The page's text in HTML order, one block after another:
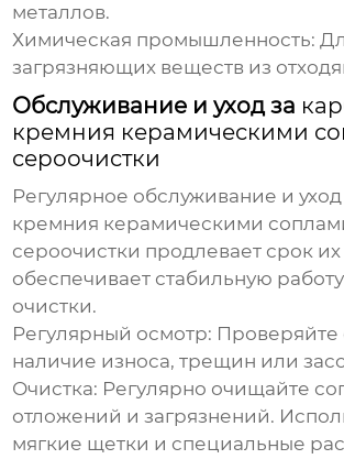
металлов.
Химическая промышленность:
загрязняющих веществ из
Обслуживание и уход за
кремния керамическими
сероочистки
Регулярное обслуживание и уход
кремния керамическими
сероочистки продлевает срок
обеспечивает стабильную
очистки.
Регулярный осмотр: Проверяйте
наличие износа, трещин или
Очистка: Регулярно очищайте
отложений и загрязнений.
мягкие щетки и специальные